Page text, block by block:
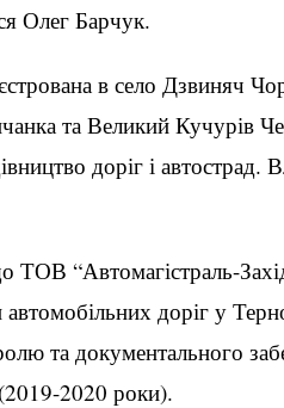
Олег Барчук.
в село Дзвиняч
та Великий Кучурів
доріг і
ТОВ “Автомагістраль-
доріг у
та документального
2020 роки).